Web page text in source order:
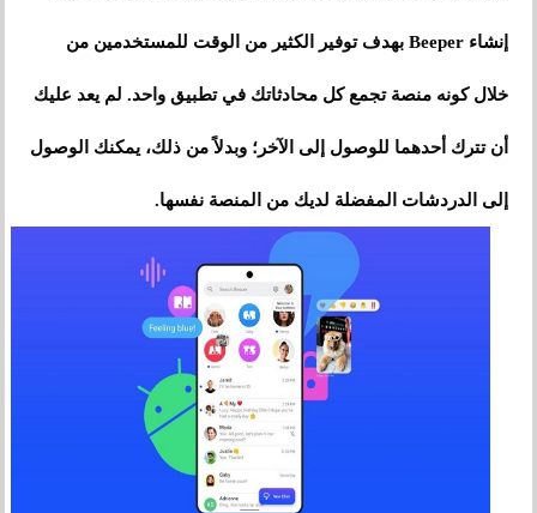
إنشاء Beeper بهدف توفير الكثير من الوقت للمستخدمين من
خلال كونه منصة تجمع كل محادثاتك في تطبيق واحد. لم يعد عليك
أن تترك أحدهما للوصول إلى الآخر؛ وبدلاً من ذلك، يمكنك الوصول
إلى الدردشات المفضلة لديك من المنصة نفسها.